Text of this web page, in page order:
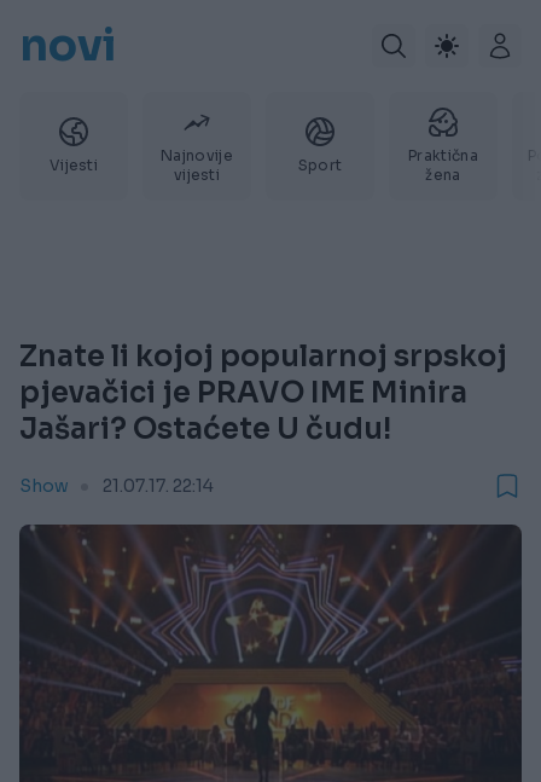
novi
Vijesti
Najnovije
vijesti
Sport
Praktična
žena
Znate li kojoj popularnoj srpskoj
pjevačici je PRAVO IME Minira
Jašari? Ostaćete U čudu!
Show 21.07.17. 22:14